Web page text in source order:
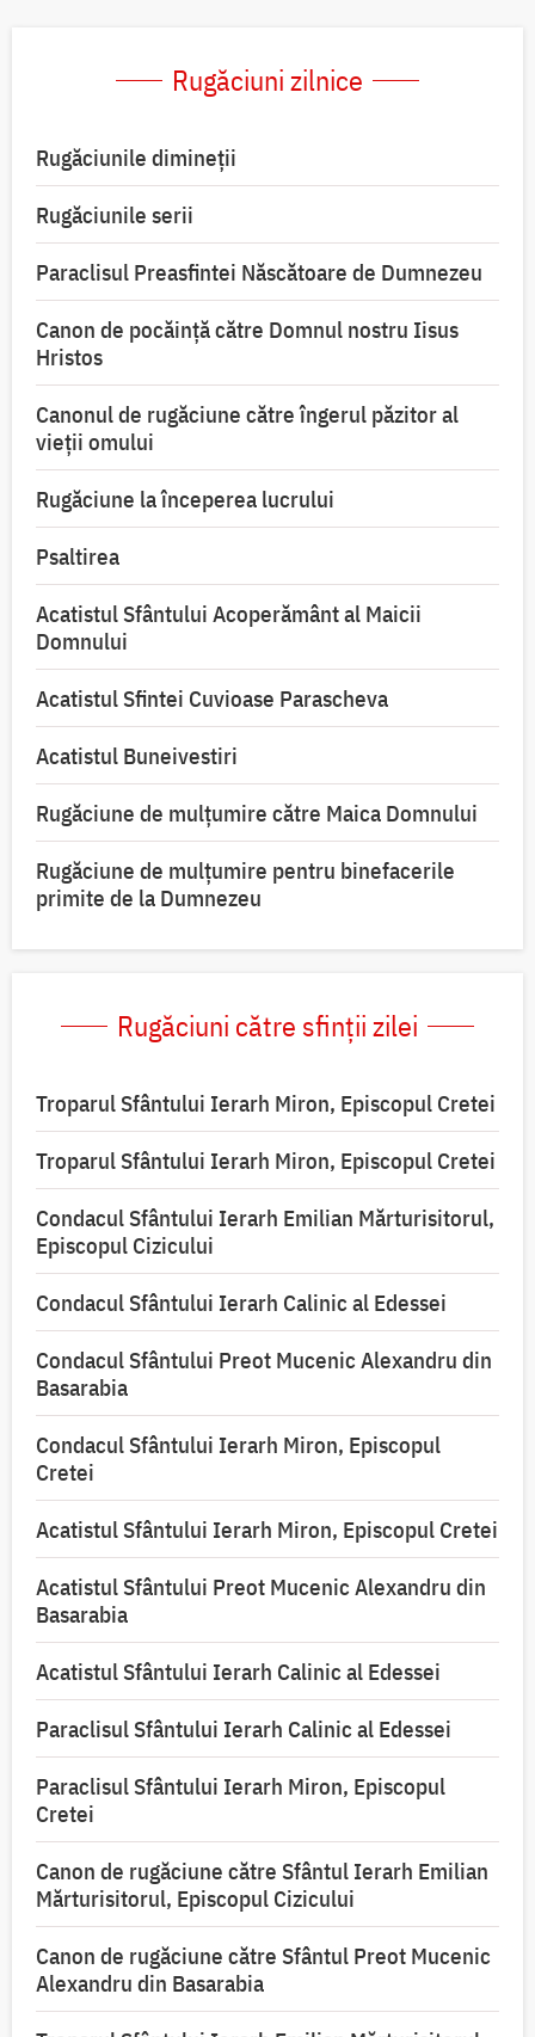
Rugăciuni zilnice
Rugăciunile dimineții
Rugăciunile serii
Paraclisul Preasfintei Născătoare de Dumnezeu
Canon de pocăință către Domnul nostru Iisus
Hristos
Canonul de rugăciune către îngerul păzitor al
vieții omului
Rugăciune la începerea lucrului
Psaltirea
Acatistul Sfântului Acoperământ al Maicii
Domnului
Acatistul Sfintei Cuvioase Parascheva
Acatistul Buneivestiri
Rugăciune de mulţumire către Maica Domnului
Rugăciune de mulțumire pentru binefacerile
primite de la Dumnezeu
Rugăciuni către sfinții zilei
Troparul Sfântului Ierarh Miron, Episcopul Cretei
Troparul Sfântului Ierarh Miron, Episcopul Cretei
Condacul Sfântului Ierarh Emilian Mărturisitorul,
Episcopul Cizicului
Condacul Sfântului Ierarh Calinic al Edessei
Condacul Sfântului Preot Mucenic Alexandru din
Basarabia
Condacul Sfântului Ierarh Miron, Episcopul
Cretei
Acatistul Sfântului Ierarh Miron, Episcopul Cretei
Acatistul Sfântului Preot Mucenic Alexandru din
Basarabia
Acatistul Sfântului Ierarh Calinic al Edessei
Paraclisul Sfântului Ierarh Calinic al Edessei
Paraclisul Sfântului Ierarh Miron, Episcopul
Cretei
Canon de rugăciune către Sfântul Ierarh Emilian
Mărturisitorul, Episcopul Cizicului
Canon de rugăciune către Sfântul Preot Mucenic
Alexandru din Basarabia